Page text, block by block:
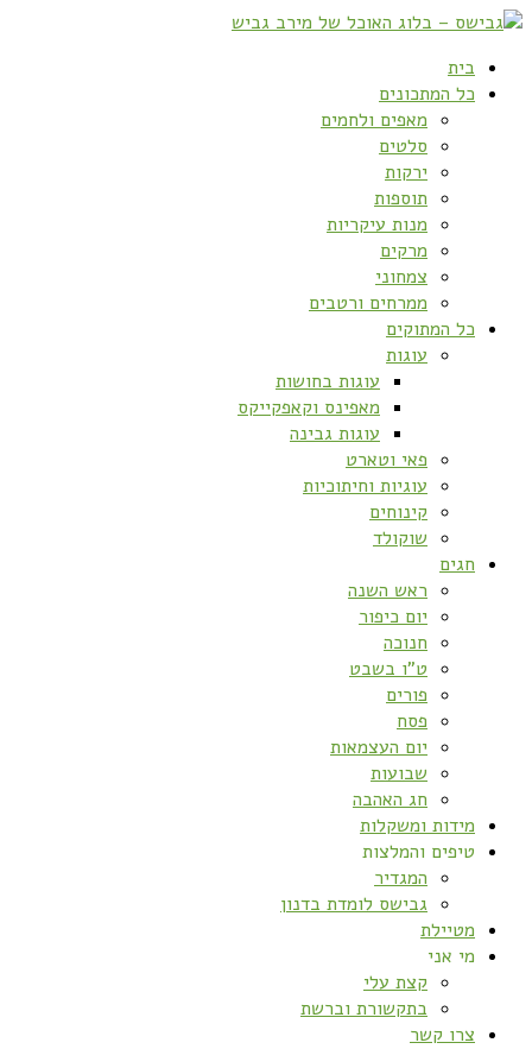
בית
כל המתכונים
מאפים ולחמים
סלטים
ירקות
תוספות
מנות עיקריות
מרקים
צמחוני
ממרחים ורטבים
כל המתוקים
עוגות
עוגות בחושות
מאפינס וקאפקייקס
עוגות גבינה
פאי וטארט
עוגיות וחיתוכיות
קינוחים
שוקולד
חגים
ראש השנה
יום כיפור
חנוכה
ט”ו בשבט
פורים
פסח
יום העצמאות
שבועות
חג האהבה
מידות ומשקלות
טיפים והמלצות
המגדיר
גבישס לומדת בדנון
מטיילת
מי אני
קצת עלי
בתקשורת וברשת
צרו קשר